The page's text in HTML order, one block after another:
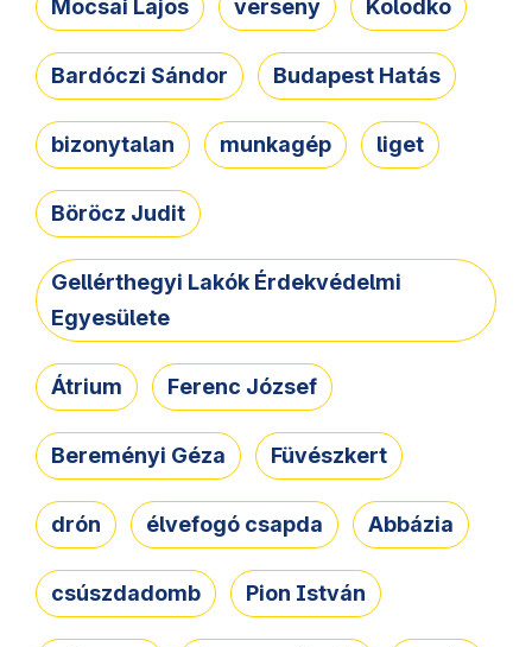
Mocsai Lajos verseny Kolodko
Bardóczi Sándor Budapest Hatás
bizonytalan munkagép liget
Böröcz Judit
Gellérthegyi Lakók Érdekvédelmi
Egyesülete
Átrium Ferenc József
Bereményi Géza Füvészkert
drón élvefogó csapda Abbázia
csúszdadomb Pion István